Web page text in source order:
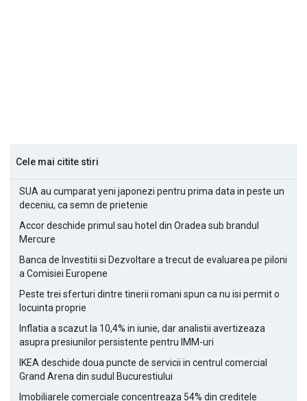
Cele mai citite stiri
SUA au cumparat yeni japonezi pentru prima data in peste un
deceniu, ca semn de prietenie
Accor deschide primul sau hotel din Oradea sub brandul
Mercure
Banca de Investitii si Dezvoltare a trecut de evaluarea pe piloni
a Comisiei Europene
Peste trei sferturi dintre tinerii romani spun ca nu isi permit o
locuinta proprie
Inflatia a scazut la 10,4% in iunie, dar analistii avertizeaza
asupra presiunilor persistente pentru IMM-uri
IKEA deschide doua puncte de servicii in centrul comercial
Grand Arena din sudul Bucurestiului
Imobiliarele comerciale concentreaza 54% din creditele